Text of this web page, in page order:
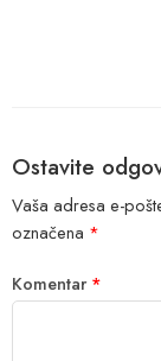
Ostavite
Vaša adresa e-
označena *
Komentar*